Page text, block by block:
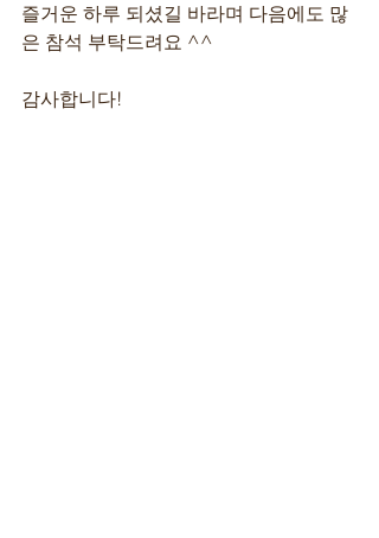
즐거운 하루 되셨길 바라며 다음에도 많
은 참석 부탁드려요 ^^
감사합니다!